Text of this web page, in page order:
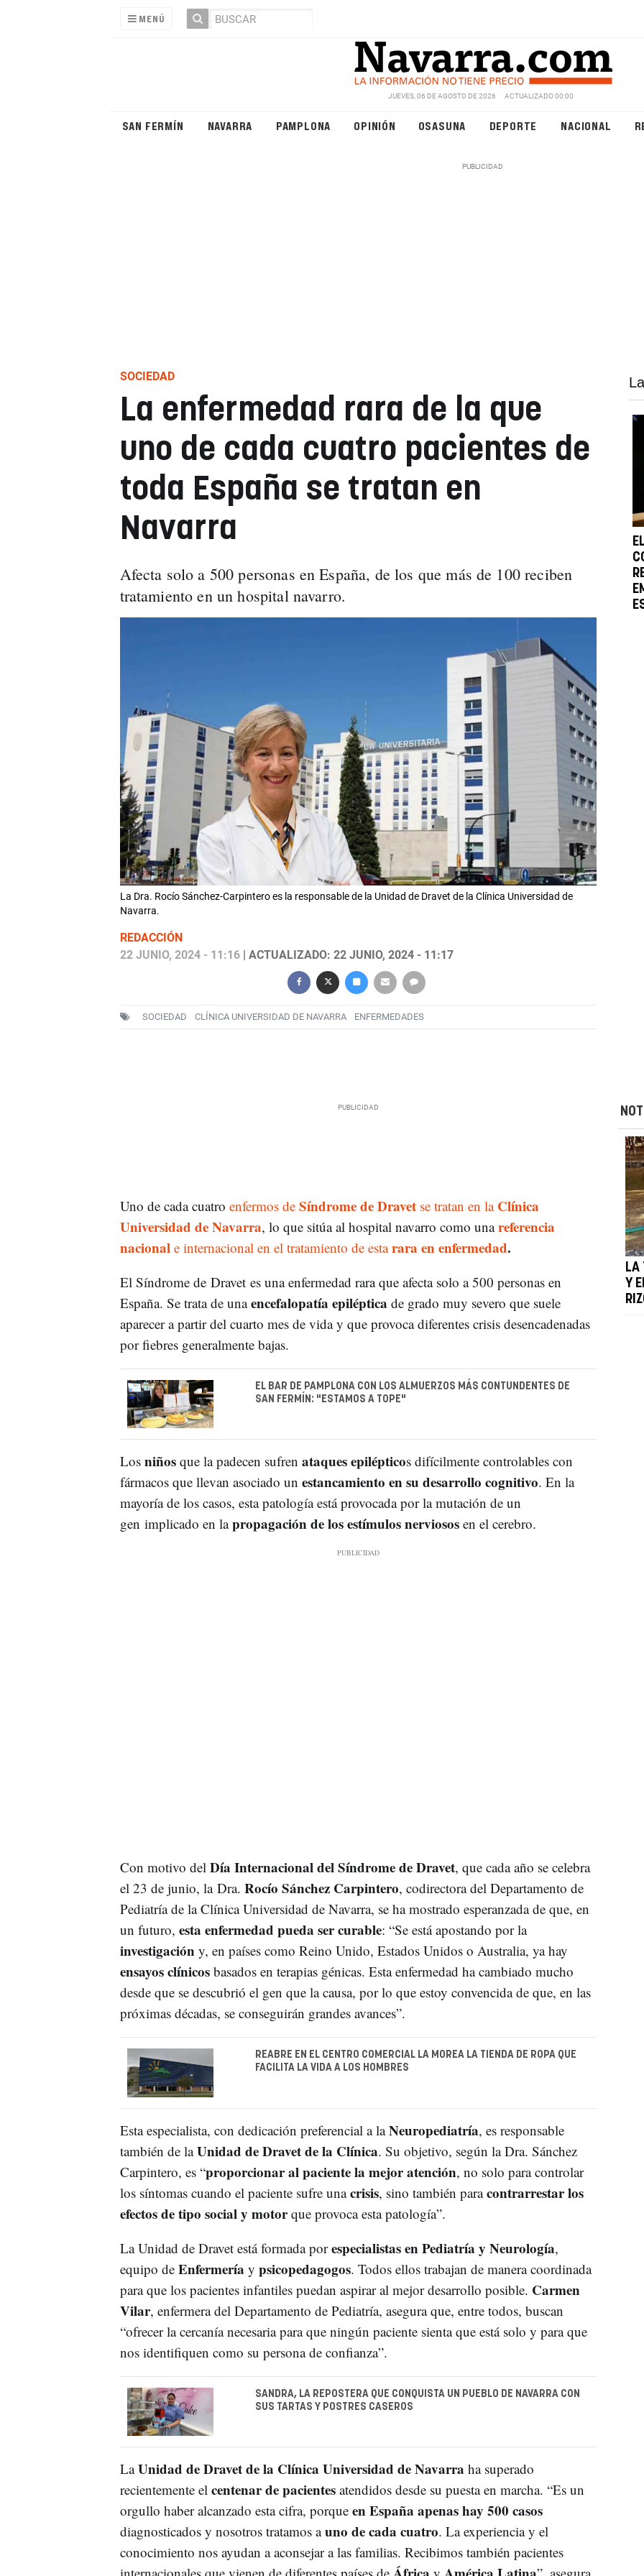
MENÚ
JUEVES, 06 DE AGOSTO DE 2026 ACTUALIZADO 00:00
SAN FERMÍN NAVARRA PAMPLONA OPINIÓN OSASUNA DEPORTE NACIONAL
SOCIEDAD
La enfermedad rara de la que
uno de cada cuatro pacientes de
toda España se tratan en
Navarra
Afecta solo a 500 personas en España, de los que más de 100 reciben
tratamiento en un hospital navarro.
La Dra. Rocío Sánchez-Carpintero es la responsable de la Unidad de Dravet de la Clínica Universidad de
Navarra.
REDACCIÓN
22 JUNIO, 2024 - 11:16| ACTUALIZADO: 22 JUNIO, 2024 - 11:17
SOCIEDAD CLÍNICA UNIVERSIDAD DE NAVARRA ENFERMEDADES
Uno de cada cuatro enfermos de Síndrome de Dravetse tratan en la Clínica
Universidad de Navarra, lo que sitúa al hospital navarro como unareferencia
nacional e internacional en el tratamiento de estarara en enfermedad.
El Síndrome de Dravet es una enfermedad rara que afecta solo a 500 personas en
España. Se trata de unaencefalopatía epiléptica de grado muy severo que suele
aparecer a partir del cuarto mes de vida y que provoca diferentes crisis desencadenadas
por fiebres generalmente bajas.
EL BAR DE PAMPLONA CON LOS ALMUERZOS MÁS CONTUNDENTES DE
SAN FERMÍN: "ESTAMOS A TOPE"
Los niños que la padecen sufren ataques epilépticos difícilmente controlables con
fármacos que llevan asociado un estancamiento en su desarrollo cognitivo. En la
mayoría de los casos, esta patología está provocada por la mutación de un
gen implicado en lapropagación de los estímulos nerviososen el cerebro.
Con motivo del Día Internacional del Síndrome de Dravet, que cada año se celebra
el 23 de junio, la Dra. Rocío Sánchez Carpintero, codirectora del Departamento de
Pediatría de la Clínica Universidad de Navarra, se ha mostrado esperanzada de que, en
un futuro, esta enfermedad pueda ser curable: “Se está apostando por la
investigación y, en países como Reino Unido, Estados Unidos o Australia, ya hay
ensayos clínicosbasados en terapias génicas. Esta enfermedad ha cambiado mucho
desde que se descubrió el gen que la causa, por lo que estoy convencida de que, en las
próximas décadas, se conseguirán grandes avances”.
REABRE EN EL CENTRO COMERCIAL LA MOREA LA TIENDA DE ROPA QUE
FACILITA LA VIDA A LOS HOMBRES
Esta especialista, con dedicación preferencial a laNeuropediatría, es responsable
también de laUnidad de Dravet de la Clínica. Su objetivo, según la Dra. Sánchez
Carpintero, es “proporcionar al paciente la mejor atención, no solo para controlar
los síntomas cuando el paciente sufre unacrisis, sino también paracontrarrestar los
efectos de tipo social y motorque provoca esta patología”.
La Unidad de Dravet está formada porespecialistas en Pediatría y Neurología,
equipo de Enfermería y psicopedagogos. Todos ellos trabajan de manera coordinada
para que los pacientes infantiles puedan aspirar al mejor desarrollo posible. Carmen
Vilar, enfermera del Departamento de Pediatría, asegura que, entre todos, buscan
“ofrecer la cercanía necesaria para que ningún paciente sienta que está solo y para que
nos identifiquen como su persona de confianza”.
SANDRA, LA REPOSTERA QUE CONQUISTA UN PUEBLO DE NAVARRA CON
SUS TARTAS Y POSTRES CASEROS
LaUnidad de Dravet de la Clínica Universidad de Navarra ha superado
recientemente el centenar de pacientes atendidos desde su puesta en marcha. “Es un
orgullo haber alcanzado esta cifra, porque en España apenas hay 500 casos
diagnosticados y nosotros tratamos auno de cada cuatro. La experiencia y el
conocimiento nos ayudan a aconsejar a las familias. Recibimos también pacientes
LA
Y